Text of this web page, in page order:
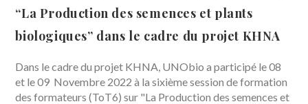
“La Production des semences et plants
biologiques” dans le cadre du projet KHNA
Dans le cadre du projet KHNA, UNObio a participé le 08
et le 09 Novembre 2022 à la sixième session de formation
des formateurs (ToT6) sur "La Production des semences et